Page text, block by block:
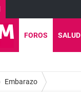
FOROS SALUD
Embarazo